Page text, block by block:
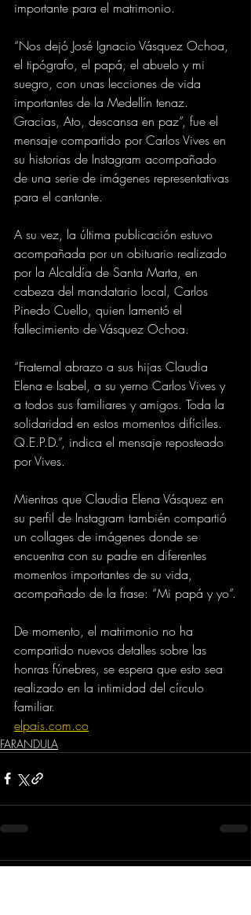
importante para el matrimonio.
“Nos dejó José Ignacio Vásquez Ochoa,
el tipógrafo, el papá, el abuelo y mi
suegro, con unas lecciones de vida
importantes de la Medellín tenaz.
Gracias, Ato, descansa en paz”, fue el
mensaje compartido por Carlos Vives en
su historias de Instagram acompañado
de una serie de imágenes representativas
para el cantante.
A su vez, la última publicación estuvo
acompañada por un obituario realizado
por la Alcaldía de Santa Marta, en
cabeza del mandatario local, Carlos
Pinedo Cuello, quien lamentó el
fallecimiento de Vásquez Ochoa.
“Fraternal abrazo a sus hijas Claudia
Elena e Isabel, a su yerno Carlos Vives y
a todos sus familiares y amigos. Toda la
solidaridad en estos momentos difíciles.
Q.E.P.D.”, indica el mensaje reposteado
por Vives.
Mientras que Claudia Elena Vásquez en
su perfil de Instagram también compartió
un collages de imágenes donde se
encuentra con su padre en diferentes
momentos importantes de su vida,
acompañado de la frase: “Mi papá y yo”.
De momento, el matrimonio no ha
compartido nuevos detalles sobre las
honras fúnebres, se espera que esto sea
realizado en la intimidad del círculo
familiar.
elpais.com.co
FARANDULA